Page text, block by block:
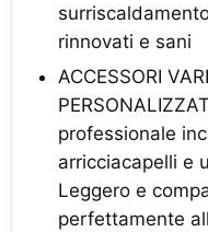
rinnovati e sani
ACCESSORI
professionale
arricciacapelli e
Leggero e
perfettamente